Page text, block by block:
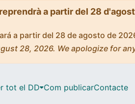
a partir del 28
a partir del 28 de agosto de
28, 2026. We apologize for
tot el DD Com publicarContacte